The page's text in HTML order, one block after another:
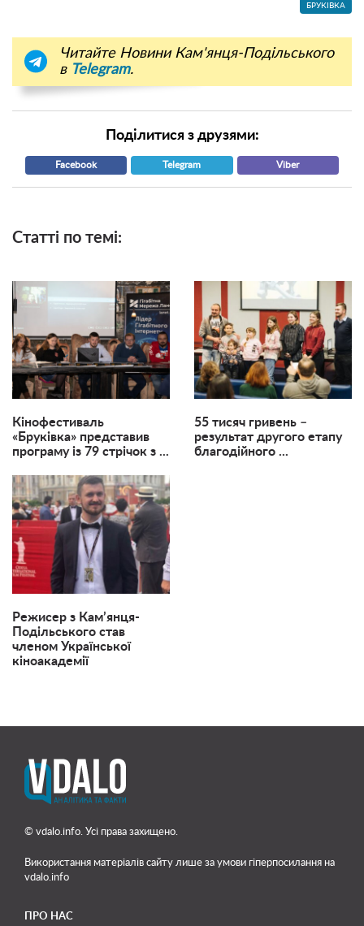
БРУКІВКА
Читайте Новини Кам'янця-Подільського
в Telegram.
Поділитися з друзями:
Facebook Telegram Viber
Статті по темі:
Кінофестиваль
«Бруківка» представив
програму із 79 стрічок з ...
55 тисяч гривень –
результат другого етапу
благодійного ...
Режисер з Кам’янця-
Подільського став
членом Української
кіноакадемії
© vdalo.info. Усі права захищено.
Використання матеріалів сайту лише за умови гіперпосилання на
vdalo.info
ПРО НАС